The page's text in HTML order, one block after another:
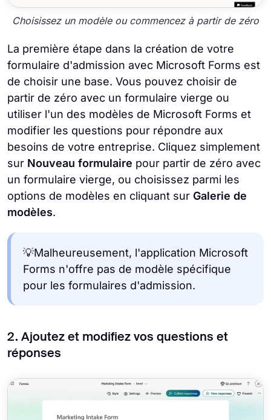
Choisissez un modèle ou commencez à partir de zéro
La première étape dans la création de votre
formulaire d'admission avec Microsoft Forms est
de choisir une base. Vous pouvez choisir de
partir de zéro avec un formulaire vierge ou
utiliser l'un des modèles de Microsoft Forms et
modifier les questions pour répondre aux
besoins de votre entreprise. Cliquez simplement
sur Nouveau formulaire pour partir de zéro avec
un formulaire vierge, ou choisissez parmi les
options de modèles en cliquant sur Galerie de
modèles.
💡Malheureusement, l'application Microsoft
Forms n'offre pas de modèle spécifique
pour les formulaires d'admission.
2. Ajoutez et modifiez vos questions et
réponses